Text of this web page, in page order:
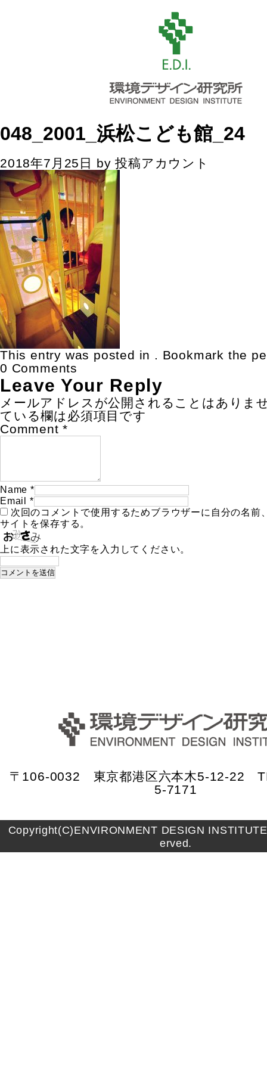
048_2001_浜松こども館_24
2018年7月25日 by投稿アカウント
This entry was posted in . Bookmark the
0 Comments
Leave Your Reply
メールアドレスが公開されることはありま
ている欄は必須項目です
Comment *
Name *
Email
*
次回のコメントで使用するためブラウザーに自分の名前
サイトを保存する。
上に表示された文字を入力してください。
〒106-0032 東京都港区六本木5-12-22
5-7171
Copyright(C)ENVIRONMENT DESIGN
erved.